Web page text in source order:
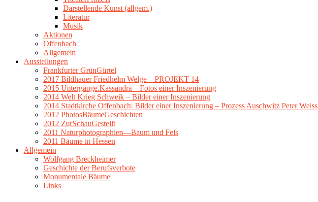
Darstellende Kunst (allgem.)
Literatur
Musik
Aktionen
Offenbach
Allgemein
Ausstellungen
Frankfurter GrünGürtel
2017 Bildhauer Friedhelm Welge – PROJEKT 14
2015 Untergänge.Kassandra – Fotos einer Inszenierung
2014 Welt Krieg Schweik – Bilder einer Inszenierung
2014 Stadtkirche Offenbach: Bilder einer Inszenierung – Prozess Auschwitz Peter Weiss
2012 PhotosBäumeGeschichten
2012 ZurSchauGestellt
2011 Naturphotographien—Baum und Fels
2011 Bäume in Hessen
Allgemein
Wolfgang Breckheimer
Geschichte der Berufsverbote
Monumentale Bäume
Links